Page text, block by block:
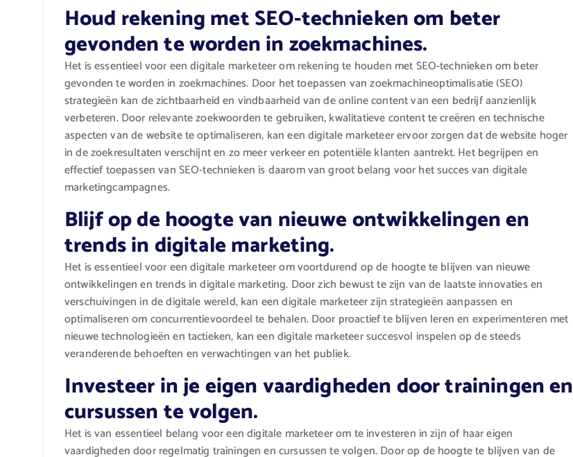
Houd rekening met SEO-technieken om beter
gevonden te worden in zoekmachines.
Het is essentieel voor een digitale marketeer om rekening te houden met SEO-technieken om beter
gevonden te worden in zoekmachines. Door het toepassen van zoekmachineoptimalisatie (SEO)
strategieën kan de zichtbaarheid en vindbaarheid van de online content van een bedrijf aanzienlijk
verbeteren. Door relevante zoekwoorden te gebruiken, kwalitatieve content te creëren en technische
aspecten van de website te optimaliseren, kan een digitale marketeer ervoor zorgen dat de website hoger
in de zoekresultaten verschijnt en zo meer verkeer en potentiële klanten aantrekt. Het begrijpen en
effectief toepassen van SEO-technieken is daarom van groot belang voor het succes van digitale
marketingcampagnes.
Blijf op de hoogte van nieuwe ontwikkelingen en
trends in digitale marketing.
Het is essentieel voor een digitale marketeer om voortdurend op de hoogte te blijven van nieuwe
ontwikkelingen en trends in digitale marketing. Door zich bewust te zijn van de laatste innovaties en
verschuivingen in de digitale wereld, kan een digitale marketeer zijn strategieën aanpassen en
optimaliseren om concurrentievoordeel te behalen. Door proactief te blijven leren en experimenteren met
nieuwe technologieën en tactieken, kan een digitale marketeer succesvol inspelen op de steeds
veranderende behoeften en verwachtingen van het publiek.
Investeer in je eigen vaardigheden door trainingen en
cursussen te volgen.
Het is van essentieel belang voor een digitale marketeer om te investeren in zijn of haar eigen
vaardigheden door regelmatig trainingen en cursussen te volgen. Door op de hoogte te blijven van de